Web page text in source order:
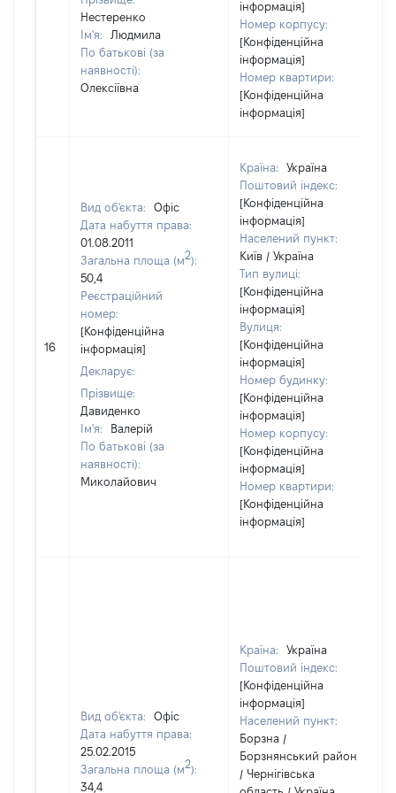
Нестеренко
Ім'я:
Людмила
По батькові (за
наявності):
Олексіївна
інформація]
Номер корпусу:
[Конфіденційна
інформація]
Номер квартири:
[Конфіденційна
інформація]
16
Вид об'єкта:
Офіс
Дата набуття права:
01.08.2011
Загальна площа (м2):
50,4
Реєстраційний
номер:
[Конфіденційна
інформація]
Декларує:
Прізвище:
Давиденко
Ім'я:
Валерій
По батькові (за
наявності):
Миколайович
Країна:
Україна
Поштовий індекс:
[Конфіденційна
інформація]
Населений пункт:
Київ / Україна
Тип вулиці:
[Конфіденційна
інформація]
Вулиця:
[Конфіденційна
інформація]
Номер будинку:
[Конфіденційна
інформація]
Номер корпусу:
[Конфіденційна
інформація]
Номер квартири:
[Конфіденційна
інформація]
Вид об'єкта:
Офіс
Дата набуття права:
25.02.2015
Загальна площа (м2):
34,4
Країна:
Україна
Поштовий індекс:
[Конфіденційна
інформація]
Населений пункт:
Борзна /
Борзнянський район
/ Чернігівська